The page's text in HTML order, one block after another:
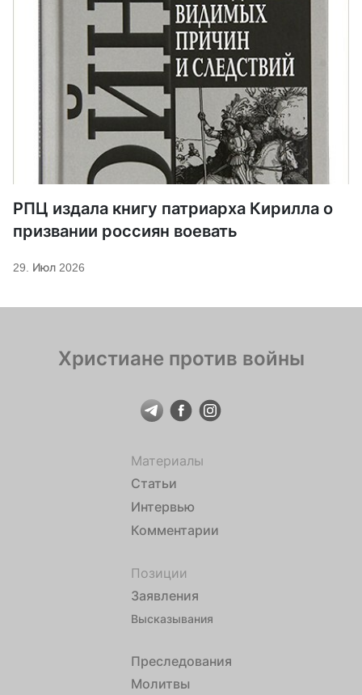
РПЦ издала книгу патриарха Кирилла о
призвании россиян воевать
29. Июл 2026
Христиане против войны
Материалы
Статьи
Интервью
Комментарии
Позиции
Заявления
Высказывания
Преследования
Молитвы